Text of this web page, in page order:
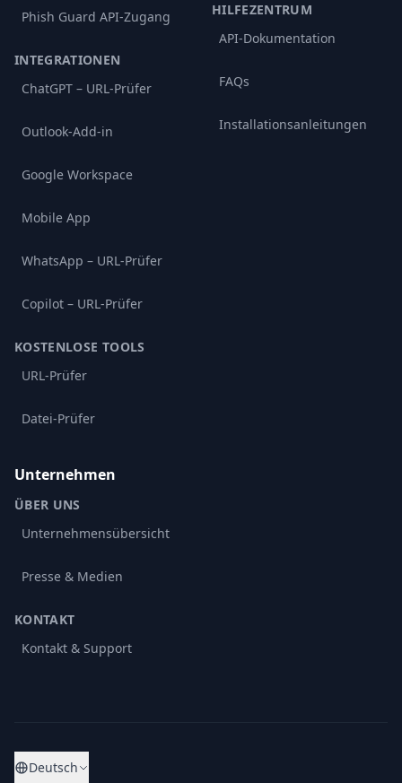
Phish Guard API-Zugang
INTEGRATIONEN
ChatGPT – URL-Prüfer
Outlook-Add-in
Google Workspace
Mobile App
WhatsApp – URL-Prüfer
Copilot – URL-Prüfer
KOSTENLOSE TOOLS
URL-Prüfer
Datei-Prüfer
HILFEZENTRUM
API-Dokumentation
FAQs
Installationsanleitungen
Unternehmen
ÜBER UNS
Unternehmensübersicht
Presse & Medien
KONTAKT
Kontakt & Support
Deutsch